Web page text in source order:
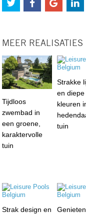
MEER REALISATIES
Tijdloos
zwembad in
een groene,
karaktervolle
tuin
Strakke
en diepe
kleuren
tuin
Strak design en